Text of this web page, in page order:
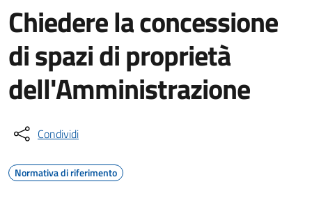
Chiedere la concessione
di spazi di proprietà
dell'Amministrazione
Condividi
Normativa di riferimento